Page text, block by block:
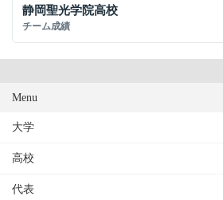
静岡聖光学院高校
チーム成績
Menu
大学
高校
代表